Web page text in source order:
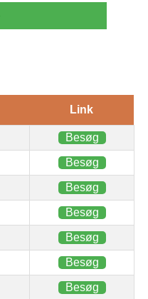
Link
Besøg
Besøg
Besøg
Besøg
Besøg
Besøg
Besøg